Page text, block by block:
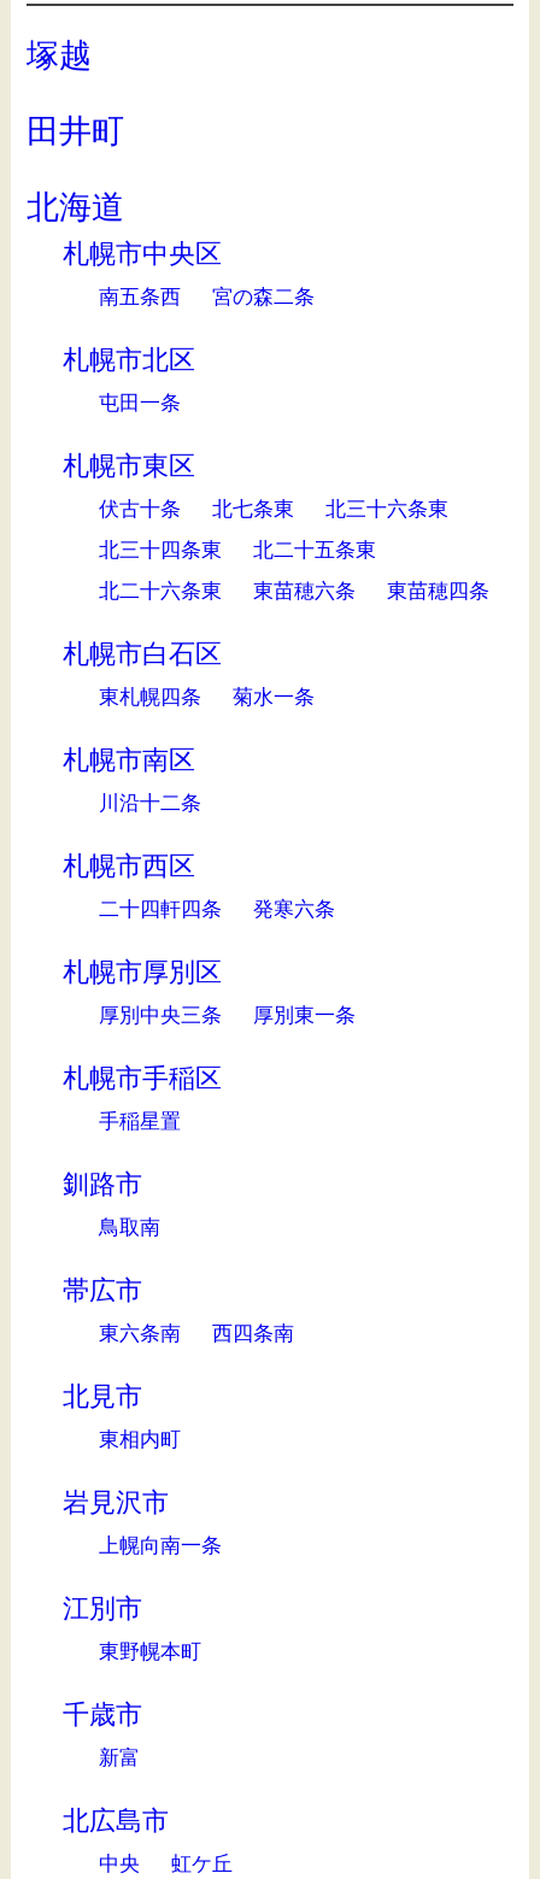
塚越
田井町
北海道
札幌市中央区
南五条西 宮の森二条
札幌市北区
屯田一条
札幌市東区
伏古十条 北七条東
北三十六条東
北三十四条東
北二十五条東
北二十六条東
東苗穂六条 東苗穂四条
札幌市白石区
東札幌四条 菊水一条
札幌市南区
川沿十二条
札幌市西区
二十四軒四条 発寒六条
札幌市厚別区
厚別中央三条 厚別東一条
札幌市手稲区
手稲星置
釧路市
鳥取南
帯広市
東六条南 西四条南
北見市
東相内町
岩見沢市
上幌向南一条
江別市
東野幌本町
千歳市
新富
北広島市
中央 虹ケ丘